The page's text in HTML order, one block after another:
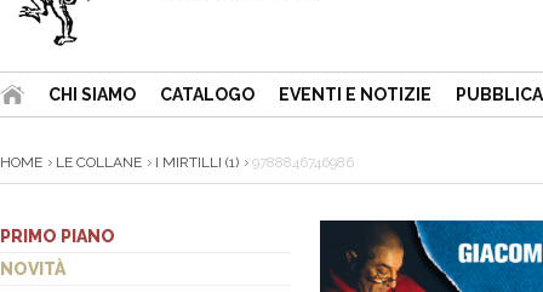
CHI SIAMO CATALOGO EVENTI E NOTIZIE
HOME LE COLLANE I MIRTILLI (1) 9788846746986
PRIMO PIANO
NOVITÀ